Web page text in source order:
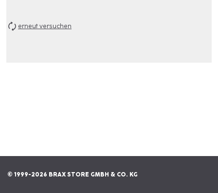
erneut versuchen
© 1999-2026 BRAX STORE GMBH & CO. KG